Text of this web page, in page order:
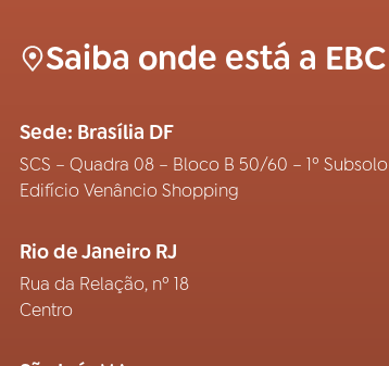
Saiba onde está a EBC
Sede: Brasília DF
SCS – Quadra 08 – Bloco B 50/60 – 1º Subsolo
Edifício Venâncio Shopping
Rio de Janeiro RJ
Rua da Relação, nº 18
Centro